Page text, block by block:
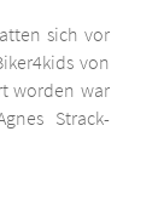
sich vor
von
worden war
Strack-